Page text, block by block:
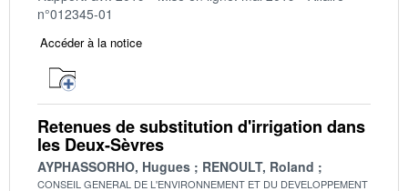
n°012345-01
Accéder à la notice
Retenues de substitution d'irrigation dans
les Deux-Sèvres
AYPHASSORHO, Hugues RENOULT, Roland
CONSEIL GENERAL DE L'ENVIRONNEMENT ET DU DEVELOPPEMENT